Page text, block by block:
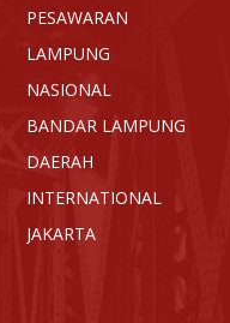
PESAWARAN
LAMPUNG
NASIONAL
BANDAR LAMPUNG
DAERAH
INTERNATIONAL
JAKARTA